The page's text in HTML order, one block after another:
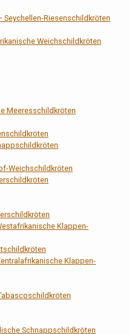
Riesenschildkröten
Weichschildkröten
Meeresschildkröten
Weichschildkröten
Klappen-
Klappen-
Schnappschildkröten